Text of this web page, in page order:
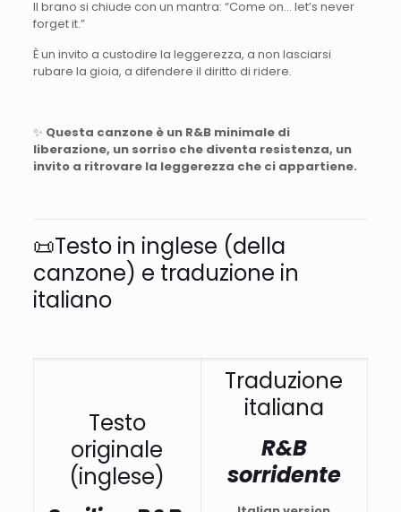
Il brano si chiude con un mantra: “Come on… let’s never
forget it.”
È un invito a custodire la leggerezza, a non lasciarsi
rubare la gioia, a difendere il diritto di ridere.
✨ Questa canzone è un R&B minimale di
liberazione, un sorriso che diventa resistenza, un
invito a ritrovare la leggerezza che ci appartiene.
📜Testo in inglese (della
canzone) e traduzione in
italiano
Testo
originale
(inglese)
Traduzione
italiana
R&B
sorridente